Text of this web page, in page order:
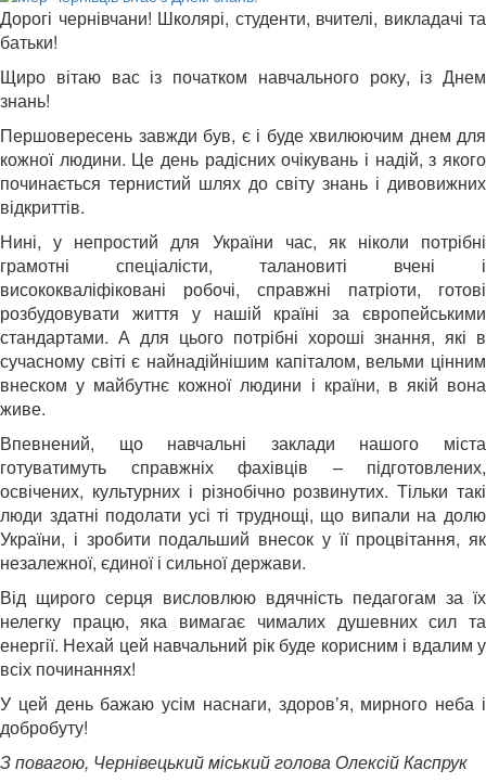
Дорогі чернівчани! Школярі, студенти, вчителі, викладачі та
батьки!
Щиро вітаю вас із початком навчального року, із Днем
знань!
Першовересень завжди був, є і буде хвилюючим днем для
кожної людини. Це день радісних очікувань і надій, з якого
починається тернистий шлях до світу знань і дивовижних
відкриттів.
Нині, у непростий для України час, як ніколи потрібні
грамотні спеціалісти, талановиті вчені і
висококваліфіковані робочі, справжні патріоти, готові
розбудовувати життя у нашій країні за європейськими
стандартами. А для цього потрібні хороші знання, які в
сучасному світі є найнадійнішим капіталом, вельми цінним
внеском у майбутнє кожної людини і країни, в якій вона
живе.
Впевнений, що навчальні заклади нашого міста
готуватимуть справжніх фахівців – підготовлених,
освічених, культурних і різнобічно розвинутих. Тільки такі
люди здатні подолати усі ті труднощі, що випали на долю
України, і зробити подальший внесок у її процвітання, як
незалежної, єдиної і сильної держави.
Від щирого серця висловлюю вдячність педагогам за їх
нелегку працю, яка вимагає чималих душевних сил та
енергії. Нехай цей навчальний рік буде корисним і вдалим у
всіх починаннях!
У цей день бажаю усім наснаги, здоров’я, мирного неба і
добробуту!
З повагою, Чернівецький міський голова Олексій Каспрук